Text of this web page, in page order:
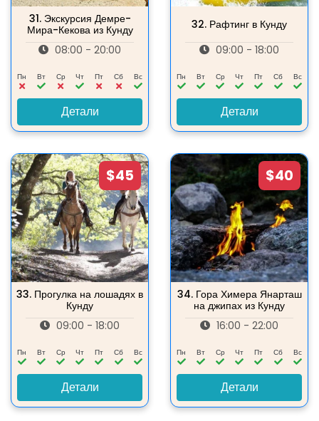
31. Экскурсия Демре-
Мира-Кекова из Кунду
08:00 - 20:00
Пн Вт Ср Чт Пт Сб Вс
Детали
32. Рафтинг в Кунду
09:00 - 18:00
Пн Вт Ср Чт Пт Сб Вс
Детали
$45
33. Прогулка на лошадях в
Кунду
09:00 - 18:00
Пн Вт Ср Чт Пт Сб Вс
Детали
$40
34. Гора Химера Янарташ
на джипах из Кунду
16:00 - 22:00
Пн Вт Ср Чт Пт Сб Вс
Детали